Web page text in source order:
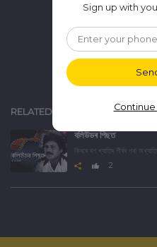
Sign up with
Continue
RELATED
বলিউডৰ পিছত
2